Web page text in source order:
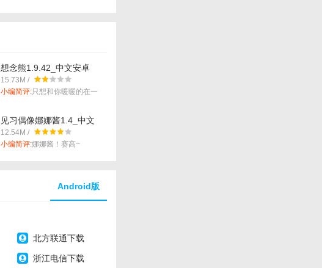
想念熊1.9.42_中文安卓
app手机软件下载
15.73M /
小编简评:只想和你暖暖的在一
见习偶像娜娜酱1.4_中文
安卓app手机软件下载
12.54M /
小编简评:娜娜酱！赛高~
Android版
北方联通下载
浙江电信下载